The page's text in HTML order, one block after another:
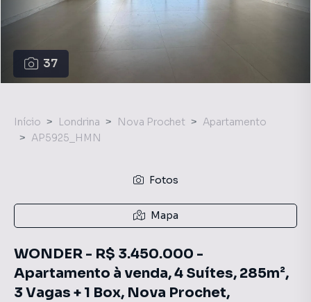
37
Início Londrina Nova Prochet
Apartamento
AP5925_HMN
Fotos
Mapa
WONDER - R$ 3.450.000 -
Apartamento à venda, 4 Suítes, 285m²,
3 Vagas + 1 Box, Nova Prochet,